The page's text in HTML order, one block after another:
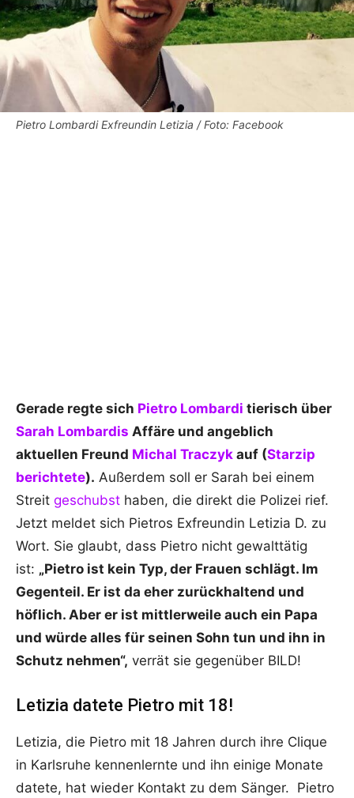
Pietro Lombardi Exfreundin Letizia / Foto: Facebook
Gerade regte sich Pietro Lombardi tierisch über
Sarah Lombardis Affäre und angeblich
aktuellen Freund Michal Traczyk auf (Starzip
berichtete). Außerdem soll er Sarah bei einem
Streit geschubst haben, die direkt die Polizei rief.
Jetzt meldet sich Pietros Exfreundin Letizia D. zu
Wort. Sie glaubt, dass Pietro nicht gewalttätig
ist: „Pietro ist kein Typ, der Frauen schlägt. Im
Gegenteil. Er ist da eher zurückhaltend und
höflich. Aber er ist mittlerweile auch ein Papa
und würde alles für seinen Sohn tun und ihn in
Schutz nehmen“, verrät sie gegenüber BILD!
Letizia datete Pietro mit 18!
Letizia, die Pietro mit 18 Jahren durch ihre Clique
in Karlsruhe kennenlernte und ihn einige Monate
datete, hat wieder Kontakt zu dem Sänger. Pietro